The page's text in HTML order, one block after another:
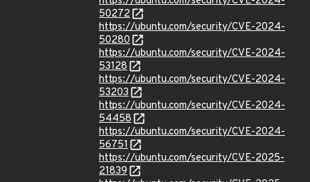
50272
https://ubuntu.com/security/CVE-2024-
50280
https://ubuntu.com/security/CVE-2024-
53128
https://ubuntu.com/security/CVE-2024-
53203
https://ubuntu.com/security/CVE-2024-
54458
https://ubuntu.com/security/CVE-2024-
56751
https://ubuntu.com/security/CVE-2025-
21839